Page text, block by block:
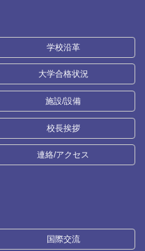
学校沿革
大学合格状況
施設/設備
校長挨拶
連絡/アクセス
国際交流